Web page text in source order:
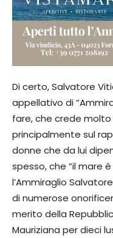
Di certo, Salvatore
appellativo di
fare, che crede
principalmente sul
donne che da lui
spesso, che “il mare
l’Ammiraglio
di numerose
merito della
Mauriziana per dieci